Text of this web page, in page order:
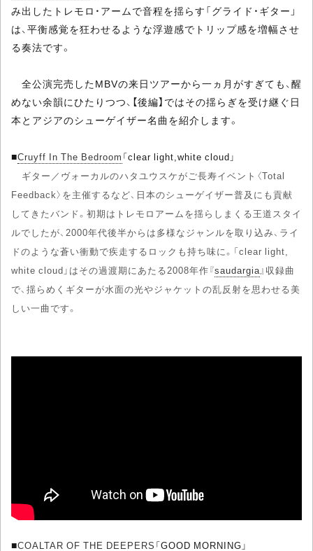
み出したトレモロ・アームで音程を揺らす「グライド・ギター」
は、平衡感覚を狂わせるような浮遊感でトリップ感を増幅させ
る奏法です。
全公演完売したMBVの来日ツアーから一ヵ月がすぎても、醒
めない余韻にひたりつつ、【後編】ではその揺らぎを受け継ぐ日
本とアジアのシューゲイザー名曲を紹介します。
■Cruyff In The Bedroom 「clear light,white cloud」
ギター／ヴォーカルのハタユウスケがご長寿イベント〈Total
Feedback〉を主催するなど、日本のシューゲイザー普及にも貢献
してきたバンド。初期はトレモロアームを揺らしまくる王道スタイ
ルでしたが、2000年代後半からは多様なジャンルを取り込み、ライ
ドのような蒼い衝動で疾走するロックも持ち味に。「clear light,
white cloud」はその過渡期にあたる2008年作『saudargia』収録曲
で、揺らめくギターが水面の光やジャケットの乱反射を思わせる美
しい一曲です。
■COALTAR OF THE DEEPERS 「GOOD MORNING」